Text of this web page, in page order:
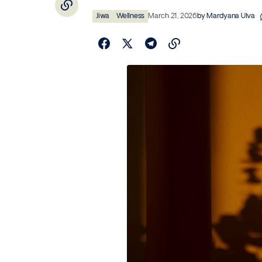
Jiwa Wellness March 21, 2026byMardyana Ulva